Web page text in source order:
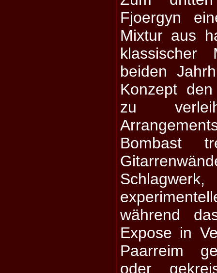
Fjoergyn
Mixtur aus
klassischer
beiden
Konzept
zu
Bombast
während
Expose in
Paarreim
oder